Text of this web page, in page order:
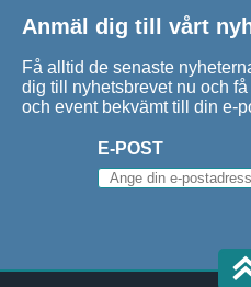
Anmäl dig till vårt
Få alltid de senaste
dig till nyhetsbrevet nu och
och event bekvämt till din e-
E-POST